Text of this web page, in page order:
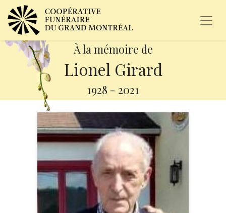
À la mémoire de
Lionel Girard
1928 - 2021